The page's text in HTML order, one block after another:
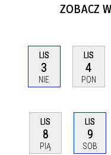
ZOBACZ
LIS
3
NIE
LIS
4
PON
LIS
8
PIĄ
LIS
9
SOB